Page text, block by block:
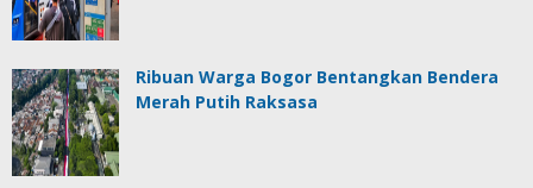
Ribuan Warga Bogor Bentangkan Bendera
Merah Putih Raksasa